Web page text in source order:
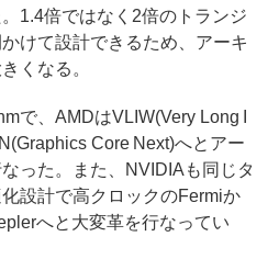
1.4倍ではなく2倍のトランジ
けて設計できるため、アーキ
くなる。
で、AMDはVLIW(Very Long I
Core Next)へとアー
った。また、NVIDIAも同じタ
設計で高クロックのFermiか
へと大変革を行なってい